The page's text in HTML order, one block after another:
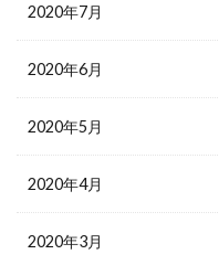
2020年7月
2020年6月
2020年5月
2020年4月
2020年3月